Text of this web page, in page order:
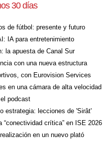
30 días
de fútbol: presente y futuro
IA para entretenimiento
la apuesta de Canal Sur
con una nueva estructura
con Eurovision Services
en una cámara de alta velocidad
podcast
estrategia: lecciones de 'Sirât'
“conectividad crítica” en ISE 2026
en un nuevo plató